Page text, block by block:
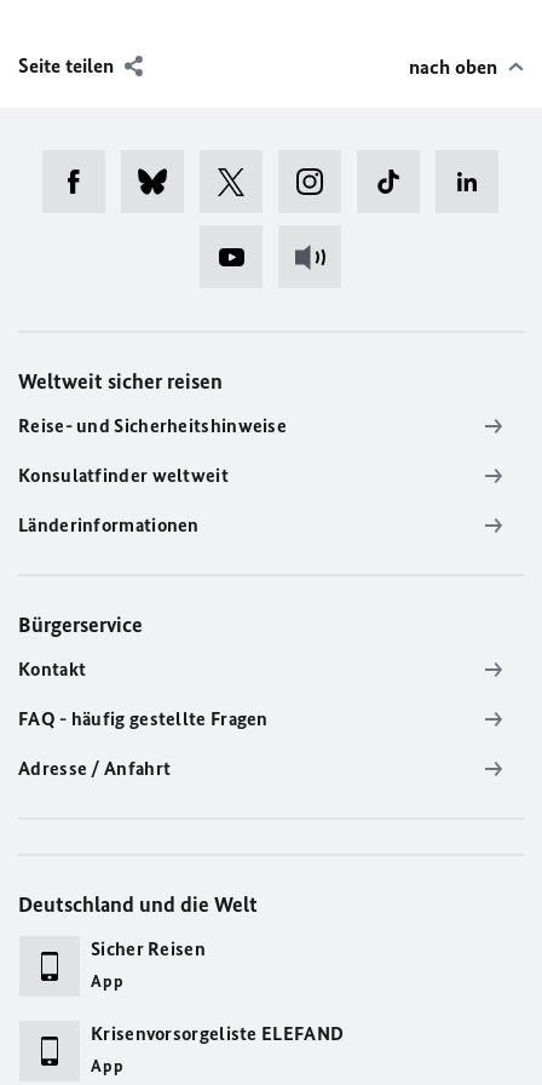
Seite teilen nach oben
Weltweit sicher reisen
Reise- und Sicherheitshinweise
Konsulatfinder weltweit
Länderinformationen
Bürgerservice
Kontakt
FAQ - häufig gestellte Fragen
Adresse / Anfahrt
Deutschland und die Welt
Sicher Reisen
App
Krisenvorsorgeliste ELEFAND
App